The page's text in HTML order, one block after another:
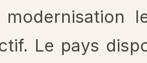
Le pays